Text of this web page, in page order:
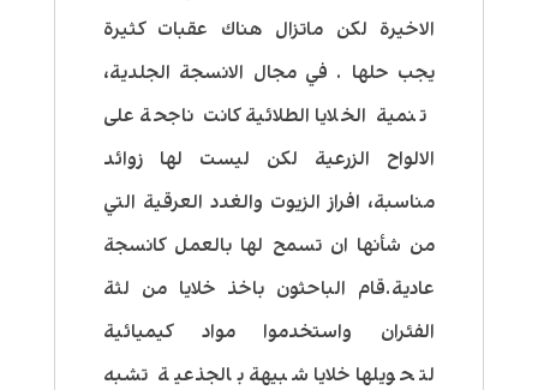
الاخيرة لكن ماتزال هناك عقبات كثيرة
يجب حلها . في مجال الانسجة الجلدية،
تنمية الخلايا الطلائية كانت ناجحة على
الالواح الزرعية لكن ليست لها زوائد
مناسبة، افراز الزيوت والغدد العرقية التي
من شأنها ان تسمح لها بالعمل كانسجة
عادية.قام الباحثون باخذ خلايا من لثة
الفئران واستخدموا مواد كيميائية
لتحويلها خلايا شبيهة بالجذعية تشبه